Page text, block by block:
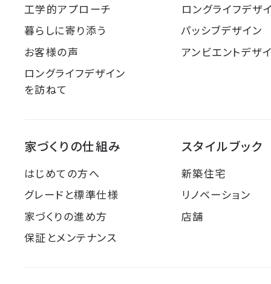
工学的アプローチ
暮らしに寄り添う
お客様の声
ロングライフデザイン
を訪ねて
ロングライフデザ
パッシブデザイン
アンビエントデザ
家づくりの仕組み
はじめての方へ
グレードと標準仕様
家づくりの進め方
保証とメンテナンス
スタイルブック
新築住宅
リノベーション
店舗